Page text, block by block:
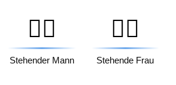
🧍‍♂️
Stehender Mann
🧍‍♀️
Stehende Frau